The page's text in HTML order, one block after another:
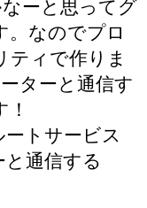
ーと思ってグ
。なのでプロ
ティで作りま
ターと通信す
ートサービス
通信する